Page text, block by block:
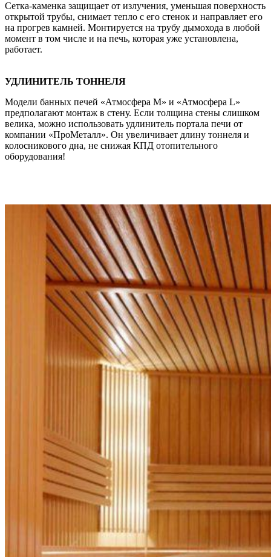
Сетка-каменка защищает от излучения, уменьшая поверхность
открытой трубы, снимает тепло с его стенок и направляет его
на прогрев камней. Монтируется на трубу дымохода в любой
момент в том числе и на печь, которая уже установлена,
работает.
УДЛИНИТЕЛЬ ТОННЕЛЯ
Модели банных печей «Атмосфера М» и «Атмосфера L»
предполагают монтаж в стену. Если толщина стены слишком
велика, можно использовать удлинитель портала печи от
компании «ПроМеталл». Он увеличивает длину тоннеля и
колосникового дна, не снижая КПД отопительного
оборудования!